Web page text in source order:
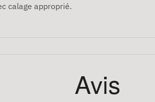
calage approprié.
Avis